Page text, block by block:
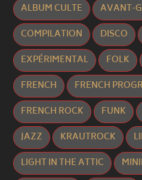
ALBUM CULTE
AVANT-
COMPILATION
DISCO
EXPÉRIMENTAL
FOLK
FRENCH
FRENCH
FRENCH ROCK
FUNK
JAZZ
KRAUTROCK
LIGHT IN THE ATTIC